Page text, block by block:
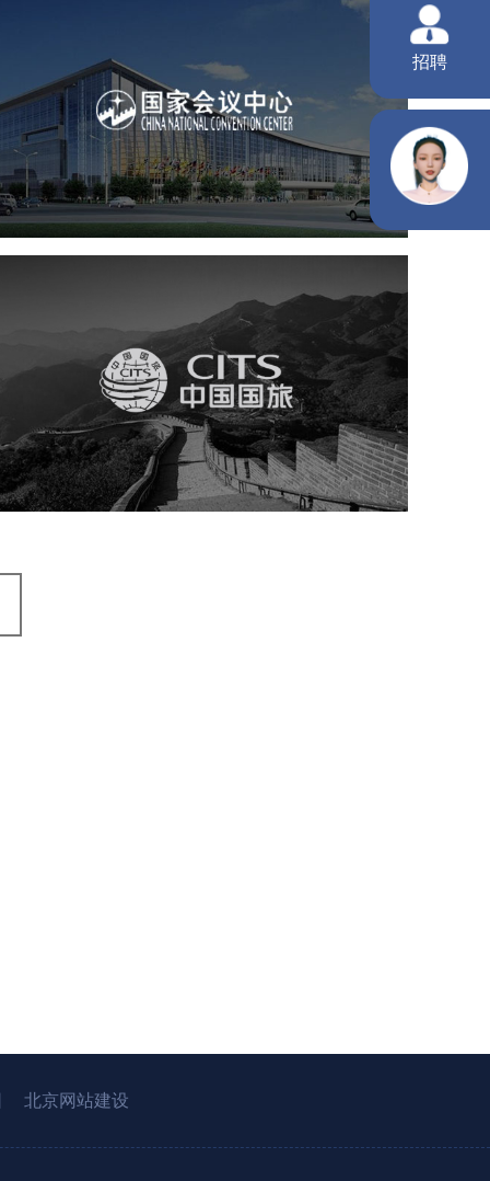
国家会议中心
服务行业 专业服务 网站建设 网站设计
中国国旅
旅游休闲 电商网站 网站建设
北京网站建设